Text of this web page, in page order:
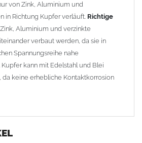
von Zink, Aluminium und
in Richtung Kupfer verläuft. Richtige
Zink, Aluminium und verzinkte
verbaut werden, da sie in
Spannungsreihe nahe
kann mit Edelstahl und Blei
keine erhebliche Kontaktkorrosion